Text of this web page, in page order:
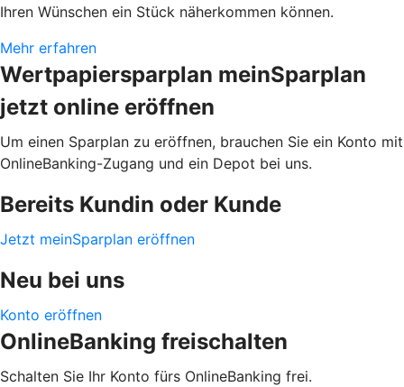
Ihren Wünschen ein Stück näherkommen können.
Mehr erfahren
Wertpapiersparplan meinSparplan
jetzt online eröffnen
Um einen Sparplan zu eröffnen, brauchen Sie ein Konto mit
OnlineBanking-Zugang und ein Depot bei uns.
Bereits Kundin oder Kunde
Jetzt meinSparplan eröffnen
Neu bei uns
Konto eröffnen
OnlineBanking freischalten
Schalten Sie Ihr Konto fürs OnlineBanking frei.